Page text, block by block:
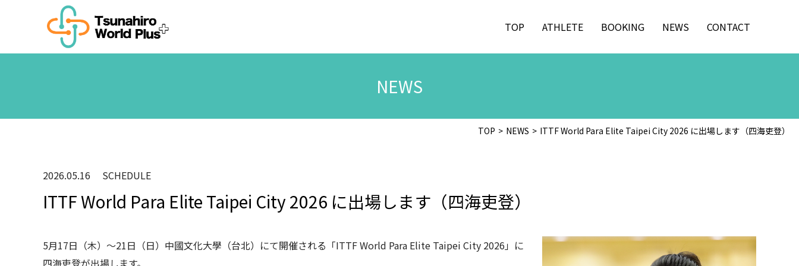
TOP ATHLETE BOOKING NEWS CONTACT
NEWS
TOP NEWS ITTF World Para Elite Taipei City 2026 に出場します（四海吏登）
2026.05.16 SCHEDULE
ITTF World Para Elite Taipei City 2026 に出場します（四海吏登）
5月17日（木）〜21日（日）中國文化大學（台北）にて開催される「ITTF World Para Elite Taipei City 2026」に
四海吏登が出場します。